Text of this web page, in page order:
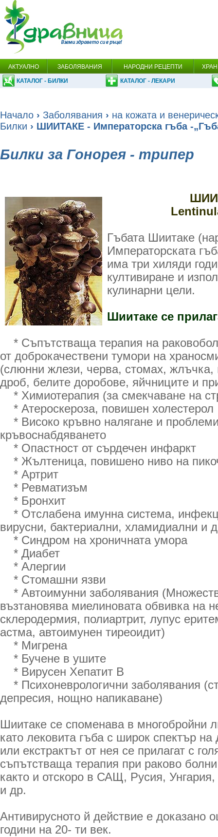
АКТУАЛНО ЗАБОЛЯВАНИЯ НАРОДНИ РЕЦЕПТИ
КАТАЛОГ - БИЛКИ КАТАЛОГ - ЛЕКАРИ
Начало › Заболявания › на кожата и
Билки › ШИИТАКЕ - Императорска гъба -
Билки за Гонорея - трипер
Гъбата Шиитаке
Императорската
има три хиляди
култивиране и
кулинарни цели.
Шиитаке се
* Съпътстваща терапия на
от доброкачествени тумори на
(слюнни жлези, черва, стомах, жлъчка,
дроб, белите доробове, яйчниците и
* Химиотерапия (за смекчаване на
* Атероскероза, повишен холестерол
* Високо кръвно налягане и
кръвоснабдяването
* Опастност от сърдечен инфаркт
* Жълтеница, повишено ниво на
* Артрит
* Ревматизъм
* Бронхит
* Отслабена имунна система,
вирусни, бактериални, хламидиални и
* Синдром на хроничната умора
* Диабет
* Алергии
* Стомашни язви
* Автоимунни заболявания
възтановява миелиновата обвивка на
склеродермия, полиартрит, лупус
астма, автоимунен тиреоидит)
* Мигрена
* Бучене в ушите
* Вирусен Хепатит B
* Психоневрологични заболявания
депресия, нощно напикаване)
Шиитаке се споменава в многобройни
като лековита гъба с широк спектър на
или екстрактът от нея се прилагат с
съпътстваща терапия при раково
както и отскоро в САЩ, Русия,
и др.
Антивирусното й действие е доказано
години на 20- ти век.